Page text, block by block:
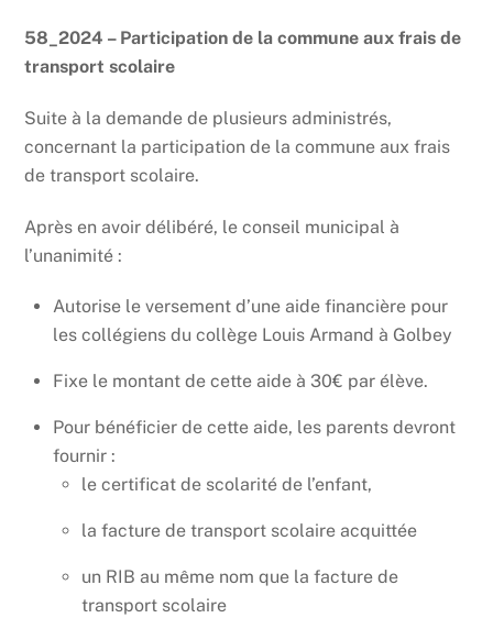
58_2024 – Participation de la commune aux frais de
transport scolaire
Suite à la demande de plusieurs administrés,
concernant la participation de la commune aux frais
de transport scolaire.
Après en avoir délibéré, le conseil municipal à
l’unanimité :
Autorise le versement d’une aide financière pour
les collégiens du collège Louis Armand à Golbey
Fixe le montant de cette aide à 30€ par élève.
Pour bénéficier de cette aide, les parents devront
fournir :
le certificat de scolarité de l’enfant,
la facture de transport scolaire acquittée
un RIB au même nom que la facture de
transport scolaire